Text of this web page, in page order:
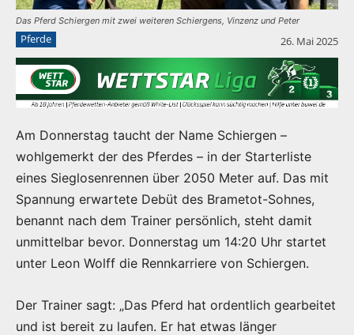
Das Pferd Schiergen mit zwei weiteren Schiergens, Vinzenz und Peter
Pferde 26. Mai 2025
Am Donnerstag taucht der Name Schiergen –
wohlgemerkt der des Pferdes – in der Starterliste
eines Sieglosenrennen über 2050 Meter auf. Das mit
Spannung erwartete Debüt des Brametot-Sohnes,
benannt nach dem Trainer persönlich, steht damit
unmittelbar bevor. Donnerstag um 14:20 Uhr startet
unter Leon Wolff die Rennkarriere von Schiergen.
Der Trainer sagt: „Das Pferd hat ordentlich gearbeitet
und ist bereit zu laufen. Er hat etwas länger